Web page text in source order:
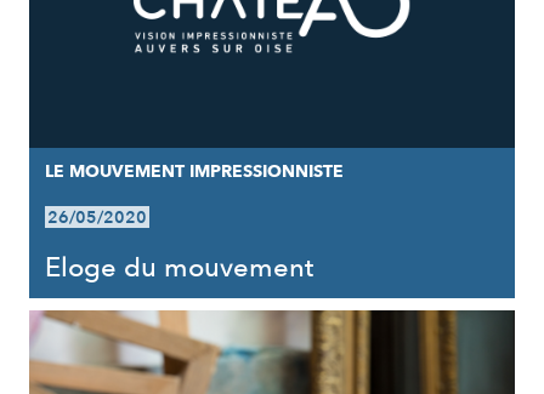
LE MOUVEMENT IMPRESSIONNISTE
26/05/2020
Eloge du mouvement